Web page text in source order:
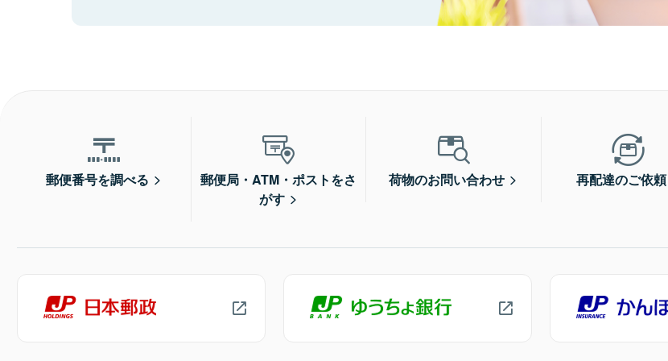
郵便番号を調べる
郵便局・ATM・ポストをさ
がす
荷物のお問い合わせ 再配達のご依頼